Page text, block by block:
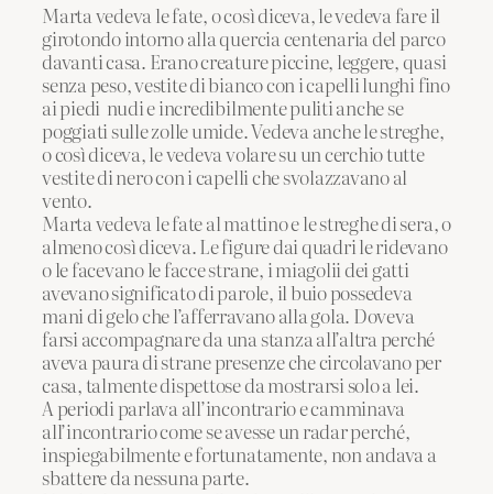
Marta vedeva le fate, o così diceva, le vedeva fare il
girotondo intorno alla quercia centenaria del parco
davanti casa. Erano creature piccine, leggere, quasi
senza peso, vestite di bianco con i capelli lunghi fino
ai piedi nudi e incredibilmente puliti anche se
poggiati sulle zolle umide. Vedeva anche le streghe,
o così diceva, le vedeva volare su un cerchio tutte
vestite di nero con i capelli che svolazzavano al
vento.
Marta vedeva le fate al mattino e le streghe di sera, o
almeno così diceva. Le figure dai quadri le ridevano
o le facevano le facce strane, i miagolii dei gatti
avevano significato di parole, il buio possedeva
mani di gelo che l’afferravano alla gola. Doveva
farsi accompagnare da una stanza all’altra perché
aveva paura di strane presenze che circolavano per
casa, talmente dispettose da mostrarsi solo a lei.
A periodi parlava all’incontrario e camminava
all’incontrario come se avesse un radar perché,
inspiegabilmente e fortunatamente, non andava a
sbattere da nessuna parte.